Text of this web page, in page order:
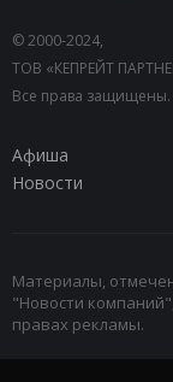
© 2000-2024,
ТОВ «КЕПРЕЙТ
Все права защищены.
Афиша
Новости
Материалы,
"Новости
правах рекламы.